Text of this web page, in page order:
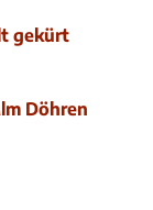
gekürt
Döhren